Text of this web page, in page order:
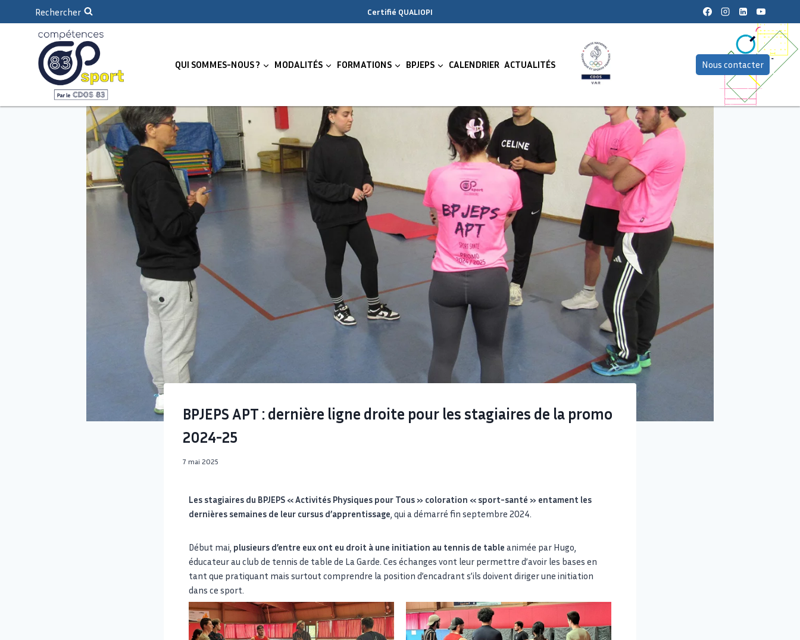
Rechercher Certifié QUALIOPI
QUI SOMMES-NOUS ? MODALITÉS FORMATIONS BPJEPS CALENDRIER ACTUALITÉS Nous contacter
BPJEPS APT : dernière ligne droite pour les stagiaires de la promo
2024-25
7 mai 2025
Les stagiaires du BPJEPS « Activités Physiques pour Tous » coloration « sport-santé » entament les
dernières semaines de leur cursus d’apprentissage , qui a démarré fin septembre 2024.
Début mai, plusieurs d’entre eux ont eu droit à une initiation au tennis de table animée par Hugo,
éducateur au club de tennis de table de La Garde. Ces échanges vont leur permettre d’avoir les bases en
tant que pratiquant mais surtout comprendre la position d’encadrant s’ils doivent diriger une initiation
dans ce sport.